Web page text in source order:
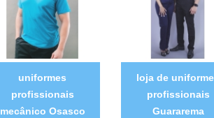
uniformes
profissionais
mecânico Osasco
loja de
profissionais
Guararema